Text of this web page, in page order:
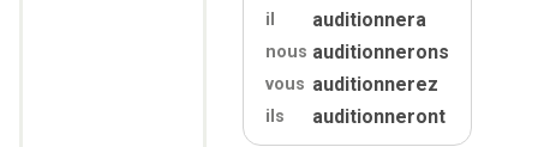
il auditionnera
nous auditionnerons
vous auditionnerez
ils auditionneront